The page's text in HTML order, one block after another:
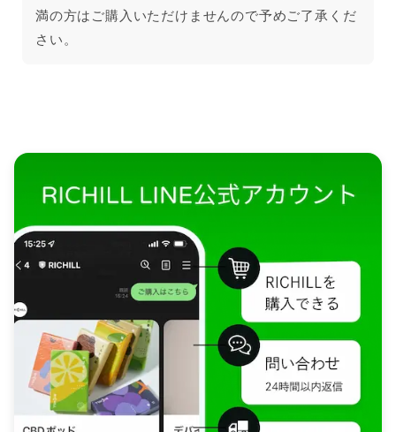
満の方はご購入いただけませんので予めご了承くだ
さい。